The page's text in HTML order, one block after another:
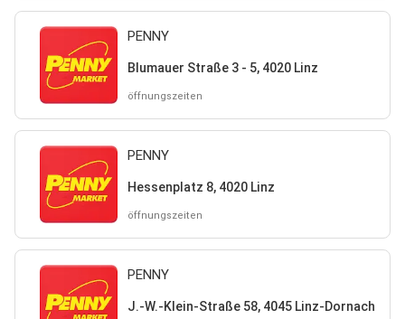
PENNY
Blumauer Straße 3 - 5, 4020 Linz
öffnungszeiten
PENNY
Hessenplatz 8, 4020 Linz
öffnungszeiten
PENNY
J.-W.-Klein-Straße 58, 4045 Linz-Dornach